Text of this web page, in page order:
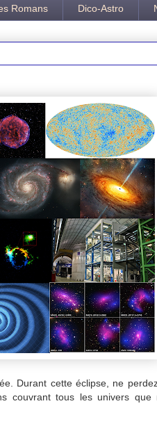
Romans Dico-Astro
Durant cette éclipse, ne
couvrant tous les univers que